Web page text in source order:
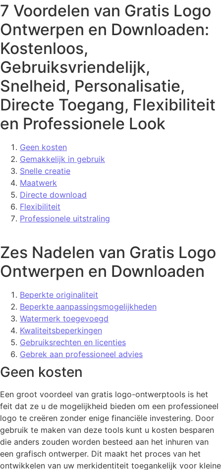
7 Voordelen van Gratis Logo
Ontwerpen en Downloaden:
Kostenloos,
Gebruiksvriendelijk,
Snelheid, Personalisatie,
Directe Toegang, Flexibiliteit
en Professionele Look
Geen kosten
Gemakkelijk in gebruik
Snelle creatie
Maatwerk
Directe download
Flexibiliteit
Professionele uitstraling
Zes Nadelen van Gratis Logo
Ontwerpen en Downloaden
Beperkte originaliteit
Beperkte aanpassingsmogelijkheden
Watermerk toegevoegd
Kwaliteitsbeperkingen
Gebruiksrechten en licenties
Gebrek aan professioneel advies
Geen kosten
Een groot voordeel van gratis logo-ontwerptools is het
feit dat ze u de mogelijkheid bieden om een professioneel
logo te creëren zonder enige financiële investering. Door
gebruik te maken van deze tools kunt u kosten besparen
die anders zouden worden besteed aan het inhuren van
een grafisch ontwerper. Dit maakt het proces van het
ontwikkelen van uw merkidentiteit toegankelijk voor kleine